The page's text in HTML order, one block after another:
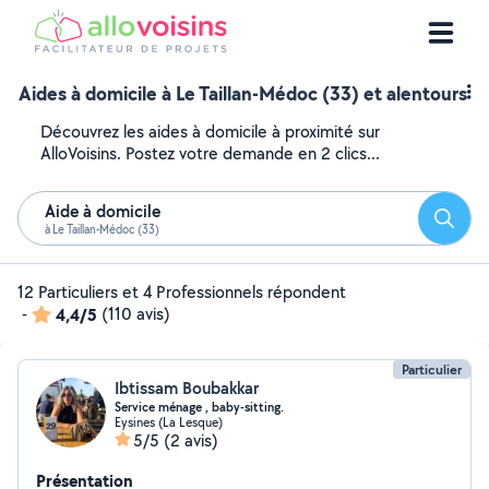
Aides à domicile à Le Taillan-Médoc (33) et alentours
Découvrez les aides à domicile à proximité sur
AlloVoisins. Postez votre demande en 2 clics...
Aide à domicile
à Le Taillan-Médoc (33)
12 Particuliers et 4 Professionnels répondent
-
4,4/5 (110 avis)
Particulier
Ibtissam Boubakkar
Service ménage , baby-sitting.
Eysines (La Lesque)
5/5 (2 avis)
Présentation